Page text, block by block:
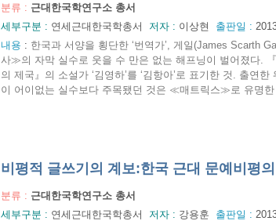
분류 : 근대한국학연구소 총서
세부구분 : 연세근대한국학총서 저자 : 이상현 출판일 :
내용 : 한국과 서양을 횡단한 ‘번역가’, 게일(James Scarth
사≫의 자막 실수로 웃을 수 만은 없는 해프닝이 벌어졌다.
의 제국』의 소설가 ‘김영하’를 ‘김항아’로 표기한 것. 출연
이 어이없는 실수보다 주목됐던 것은 ≪매트릭스≫로 유명
비평적 글쓰기의 계보:한국 근대 문예비평
분류 : 근대한국학연구소 총서
세부구분 : 연세근대한국학총서 저자 : 강용훈 출판일 :